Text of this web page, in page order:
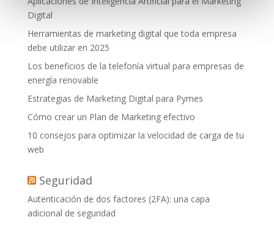
Digital
Herramientas de marketing digital que toda empresa
debe utilizar en 2025
Los beneficios de la telefonía virtual para empresas de
energía renovable
Estrategias de Marketing Digital para Pymes
Cómo crear un Plan de Marketing efectivo
10 consejos para optimizar la velocidad de carga de tu
web
Seguridad
Autenticación de dos factores (2FA): una capa
adicional de seguridad